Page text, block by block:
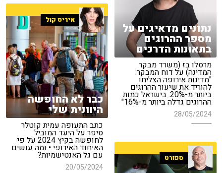
נתונים מדאיגים על
מספר ההרוגים
בתאונות הדרכים
מרסלו בז (משרד מבקר
המדינה) על דוח המבקר:
"מדינות אירופה הצליחו
להוריד את שיעור ההרוגים
ביותר מ-20%. בישראל כמות
ההרוגים גדלה ביותר מ-16%"
28/05/2024
איריס קול
כבר לא החופשה
היוונית שלי
כתב התעופה עמית קוטלר
סיפר על היעד המוביל
לחופשה בקיץ 2024 על פי
האיחוד האירופי • ומה עושים
עם גל האנטישמיות?
20/05/2024
ספורט